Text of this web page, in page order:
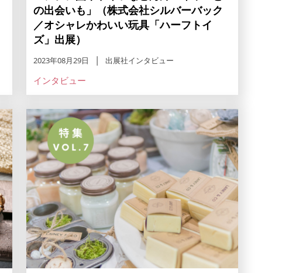
の出会いも」（株式会社シルバーバック
／オシャレかわいい玩具「ハーフトイ
ズ」出展）
2023年08月29日 出展社インタビュー
インタビュー